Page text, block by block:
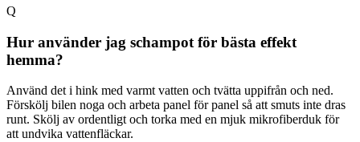
Q
Hur använder jag schampot för bästa effekt
hemma?
Använd det i hink med varmt vatten och tvätta uppifrån och ned.
Förskölj bilen noga och arbeta panel för panel så att smuts inte dras
runt. Skölj av ordentligt och torka med en mjuk mikrofiberduk för
att undvika vattenfläckar.